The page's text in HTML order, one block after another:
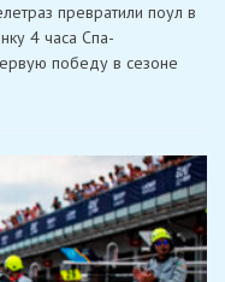
превратили поул в
4 часа Спа-
победу в сезоне